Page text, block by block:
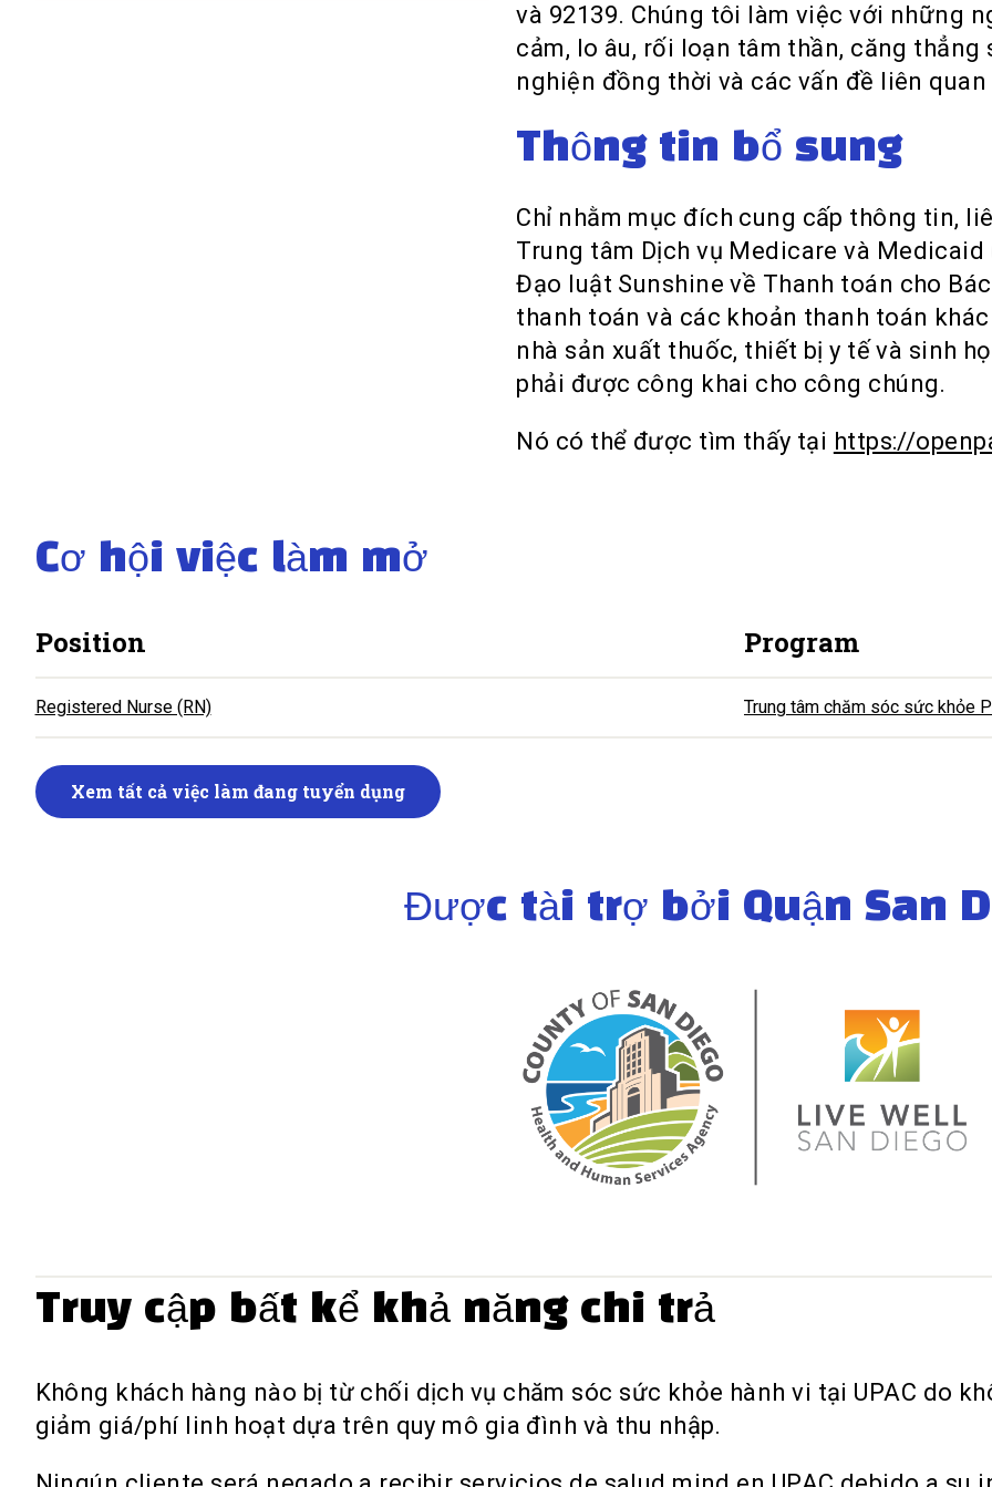
và 92139. Chúng tôi làm việc với những
cảm, lo âu, rối loạn tâm thần, căng
nghiện đồng thời và các vấn đề liên quan
Thông tin bổ sung
Chỉ nhằm mục đích cung cấp thông tin,
Trung tâm Dịch vụ Medicare và
Đạo luật Sunshine về Thanh toán cho
thanh toán và các khoản thanh toán
nhà sản xuất thuốc, thiết bị y tế và sinh
phải được công khai cho công chúng.
Nó có thể được tìm thấy tại https://
Cơ hội việc làm mở
Position Program
Registered Nurse (RN) Trung tâm chăm sóc sức khỏe
Xem tất cả việc làm đang tuyển dụng
Được tài trợ bởi Quận San
Truy cập bất kể khả năng chi trả
Không khách hàng nào bị từ chối dịch vụ chăm sóc sức khỏe hành vi tại UPAC do
giảm giá/phí linh hoạt dựa trên quy mô gia đình và thu nhập.